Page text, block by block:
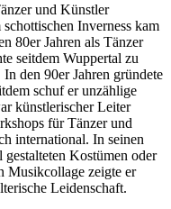
und Künstler
Inverness kam
80er Jahren als Tänzer
seitdem Wuppertal zu
den 90er Jahren gründete
schuf er unzählige
künstlerischer Leiter
für Tänzer und
international. In seinen
Kostümen oder
Musikcollage zeigte er
Leidenschaft.